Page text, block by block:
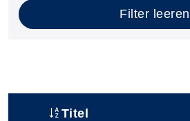
Filter leeren
Titel